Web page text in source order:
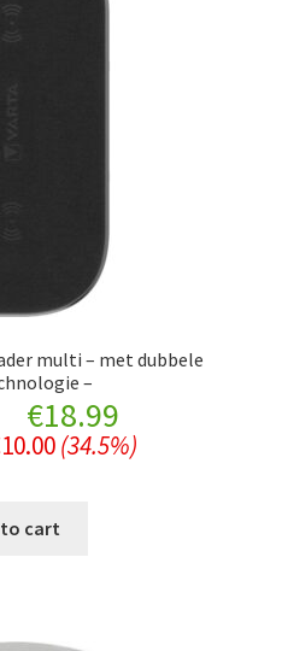
multi – met dubbele
–
Original
price
was:
€18.99Current
price
10.00 (34.5%)
cart